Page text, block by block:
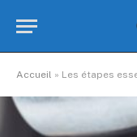
Accueil » Les étapes